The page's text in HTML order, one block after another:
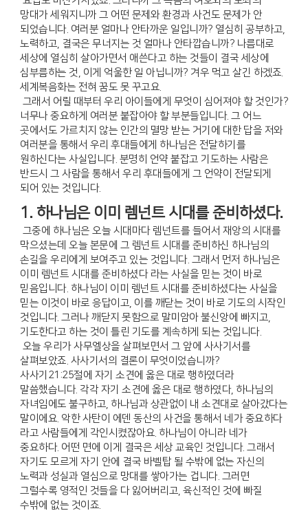
망대가 세워지니까 그 어떤 문제와 환경과 사건도 문제가 안
되었습니다. 여러분 얼마나 안타까운 일입니까? 열심히 공부하고,
노력하고, 결국은 무너지는 것 얼마나 안타깝습니까? 나름대로
세상에 열심히 살아가면서 애쓴다고 하는 것들이 결국 세상에
심부름하는 것, 이게 억울한 일 아닙니까? 겨우 먹고 살긴 하겠죠.
세계복음화는 전혀 꿈도 못 꾸고요.
그래서 어릴 때부터 우리 아이들에게 무엇이 심어져야 할 것인가?
너무나 중요하게 여러분 붙잡아야 할 부분들입니다. 그 어느
곳에서도 가르치지 않는 인간의 멸망 받는 거기에 대한 답을 저와
여러분을 통해서 우리 후대들에게 하나님은 전달하기를
원하신다는 사실입니다. 분명히 언약 붙잡고 기도하는 사람은
반드시 그 사람을 통해서 우리 후대들에게 그 언약이 전달되게
되어 있는 것입니다.
1. 하나님은 이미 렘넌트 시대를 준비하셨다.
그중에 하나님은 오늘 시대마다 렘넌트를 들어서 재앙의 시대를
막으셨는데 오늘 본문에 그 렘넌트 시대를 준비하신 하나님의
손길을 우리에게 보여주고 있는 것입니다. 그래서 먼저 하나님은
이미 렘넌트 시대를 준비하셨다 라는 사실을 믿는 것이 바로
믿음입니다. 하나님이 이미 렘넌트 시대를 준비하셨다는 사실을
믿는 이것이 바로 응답이고, 이를 깨닫는 것이 바로 기도의 시작인
것입니다. 그러나 깨닫지 못함으로 말미암아 불신앙에 빠지고,
기도한다고 하는 것이 틀린 기도를 계속하게 되는 것입니다.
오늘 우리가 사무엘상을 살펴보면서 그 앞에 사사기서를
살펴보았죠. 사사기서의 결론이 무엇이었습니까?
사사기21:25절에 자기 소견에 옳은 대로 행하였더라
말씀했습니다. 각각 자기 소견에 옳은 대로 행하였다, 하나님의
자녀임에도 불구하고, 하나님과 상관없이 내 소견대로 살아갔다는
말이에요. 악한 사탄이 에덴 동산의 사건을 통해서 네가 중요하다
라고 사람들에게 각인시켰잖아요. 하나님이 아니라 네가
중요하다. 어떤 면에 이게 결국은 세상 교육인 것입니다. 그래서
자기도 모르게 자기 안에 결국 바벨탑 될 수밖에 없는 자신의
노력과 성실과 열심으로 망대를 쌓아가는 겁니다. 그러면
그럴수록 영적인 것들을 다 잃어버리고, 육신적인 것에 빠질
수밖에 없는 것이죠.